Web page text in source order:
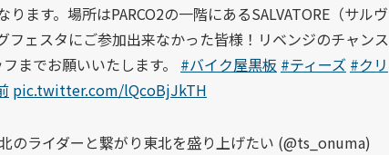
ます。場所はPARCO2の一階にあるSALVATORE（サルヴ
フェスタにご参加出来なかった皆様！リベンジのチャンス
までお願いいたします。 #バイク屋黒板 #ティーズ #クリ
pic.twitter.com/lQcoBjJkTH
のライダーと繋がり東北を盛り上げたい (@ts_onuma)